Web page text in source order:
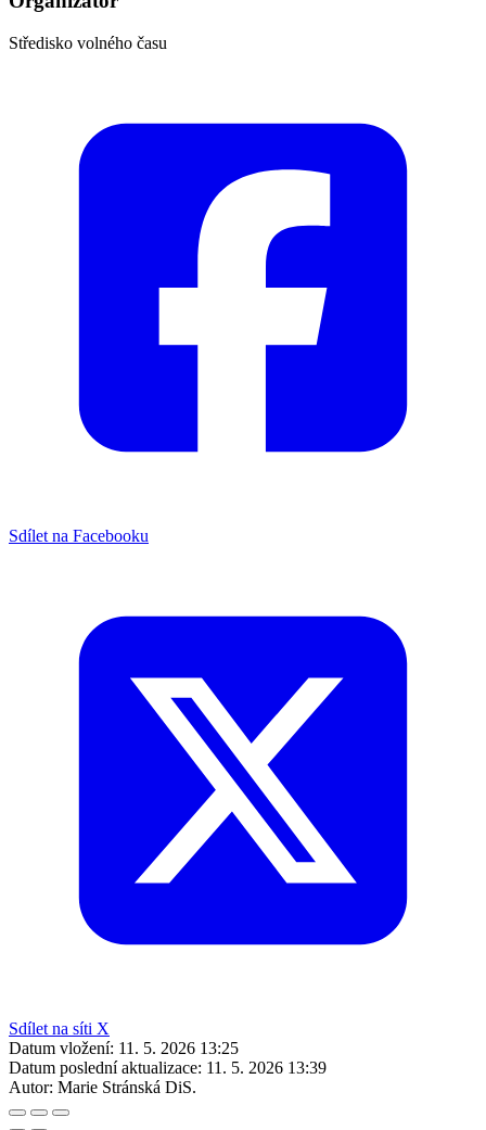
Středisko volného času
Sdílet na Facebooku
Sdílet na síti X
Datum vložení: 11. 5. 2026 13:25
Datum poslední aktualizace: 11. 5. 2026 13:39
Autor: Marie Stránská DiS.